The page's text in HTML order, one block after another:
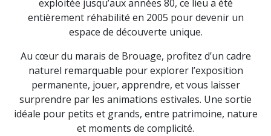
exploitée jusqu’aux années 80, ce lieu a été
entièrement réhabilité en 2005 pour devenir un
espace de découverte unique.
Au cœur du marais de Brouage, profitez d’un cadre
naturel remarquable pour explorer l’exposition
permanente, jouer, apprendre, et vous laisser
surprendre par les animations estivales. Une sortie
idéale pour petits et grands, entre patrimoine, nature
et moments de complicité.